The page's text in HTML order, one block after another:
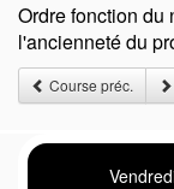
Ordre fonction du
l'ancienneté du
Course préc.